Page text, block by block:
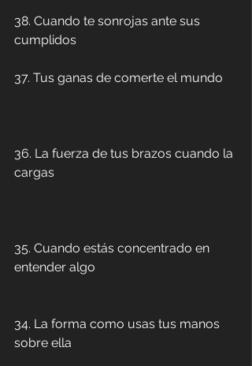
38. Cuando te sonrojas ante sus
cumplidos
37. Tus ganas de comerte el mundo
36. La fuerza de tus brazos cuando la
cargas
35. Cuando estás concentrado en
entender algo
34. La forma como usas tus manos
sobre ella